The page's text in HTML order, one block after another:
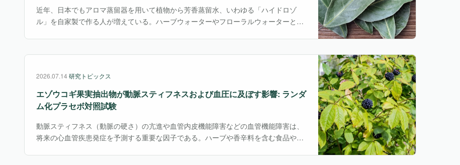
近年、日本でもアロマ蒸留器を用いて植物から芳香蒸留水、いわゆる「ハイドロゾ
ル」を自家製で作る人が増えている。ハーブウォーターやフローラルウォーターとし
家庭レベルでも蒸留を楽しむ文化が広がっている。しかし一方で、ハイドロゾルの有
究は、月桂樹ハイドロゾルの化学組成や抗菌作用、安全性を詳細に解析し、皮膚科学
分野への応用可能性を検討したものである。
2026.07.14研究トピックス
エゾウコギ果実抽出物が動脈スティフネスおよび血圧に及ぼす影響: ランダ
ム化プラセボ対照試験
動脈スティフネス（動脈の硬さ）の亢進や血管内皮機能障害などの血管機能障害は、
将来の心血管疾患発症を予測する重要な因子である。ハーブや香辛料を含む食品や栄